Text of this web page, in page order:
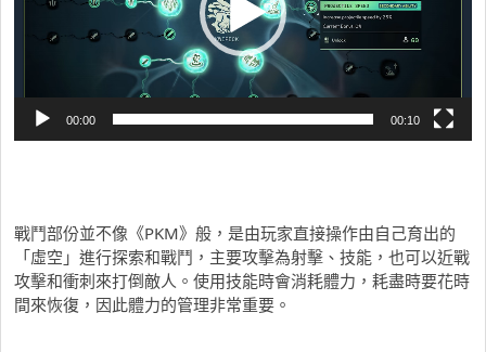
00:00 00:10
戰鬥部份並不像《PKM》般，是由玩家直接操作由自己育出的
「虛空」進行探索和戰鬥，主要攻擊為射擊、技能，也可以近戰
攻擊和衝刺來打倒敵人。使用技能時會消耗體力，耗盡時要花時
間來恢復，因此體力的管理非常重要。